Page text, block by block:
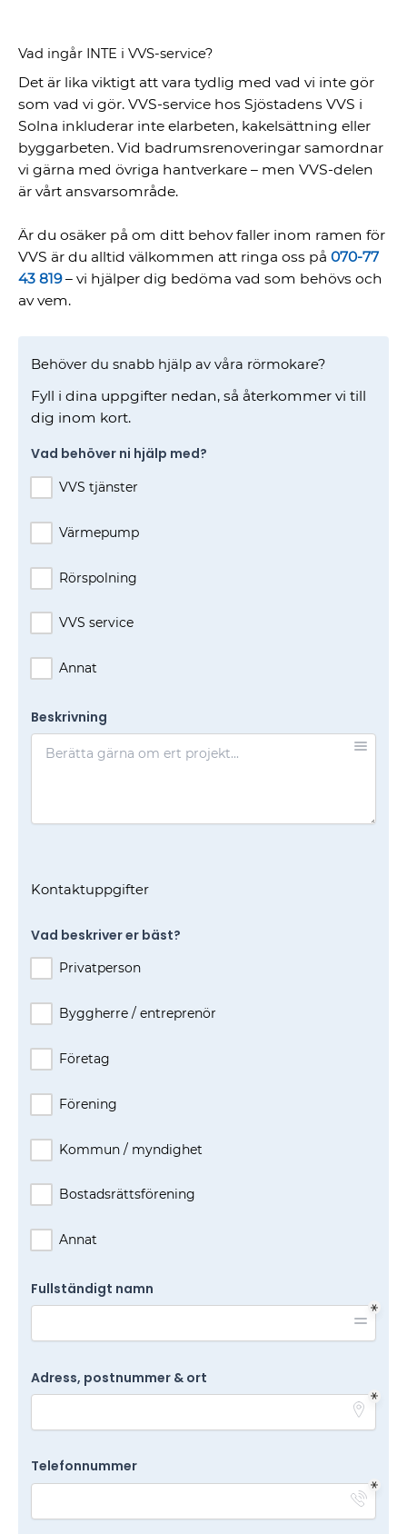
Vad ingår INTE i VVS-service?
Det är lika viktigt att vara tydlig med vad vi inte gör
som vad vi gör. VVS-service hos Sjöstadens VVS i
Solna inkluderar inte elarbeten, kakelsättning eller
byggarbeten. Vid badrumsrenoveringar samordnar
vi gärna med övriga hantverkare – men VVS-delen
är vårt ansvarsområde.
Är du osäker på om ditt behov faller inom ramen för
VVS är du alltid välkommen att ringa oss på070-77
43 819– vi hjälper dig bedöma vad som behövs och
av vem.
Behöver du snabb hjälp av våra rörmokare?
Fyll i dina uppgifter nedan, så återkommer vi till
dig inom kort.
Vad behöver ni hjälp med?
VVS tjänster
Värmepump
Rörspolning
VVS service
Annat
Beskrivning
Kontaktuppgifter
Vad beskriver er bäst?
Privatperson
Byggherre / entreprenör
Företag
Förening
Kommun / myndighet
Bostadsrättsförening
Annat
Fullständigt namn
Adress, postnummer & ort
Telefonnummer